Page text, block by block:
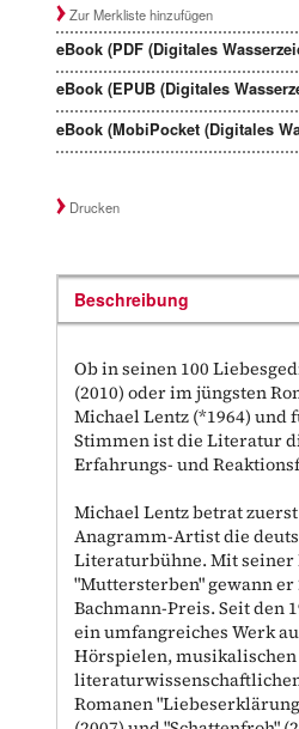
Zur Merkliste hinzufügen
eBook (PDF (Digitales
eBook (EPUB (Digitales
eBook (MobiPocket (Digitales
Drucken
Beschreibung
Ob in seinen 100
(2010) oder im jüngsten
Michael Lentz (*1964) und
Stimmen ist die Literatur
Erfahrungs- und
Michael Lentz betrat
Anagramm-Artist die
Literaturbühne. Mit seiner
"Muttersterben" gewann er
Bachmann-Preis. Seit den
ein umfangreiches Werk
Hörspielen,
Romanen